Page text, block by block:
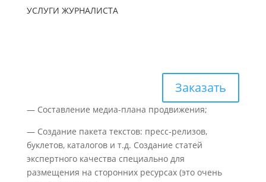
УСЛУГИ ЖУРНАЛИСТА
Заказать
— Составление медиа-плана продвижения;
— Создание пакета текстов: пресс-релизов,
буклетов, каталогов и т.д. Создание статей
экспертного качества специально для
размещения на сторонних ресурсах (это очень